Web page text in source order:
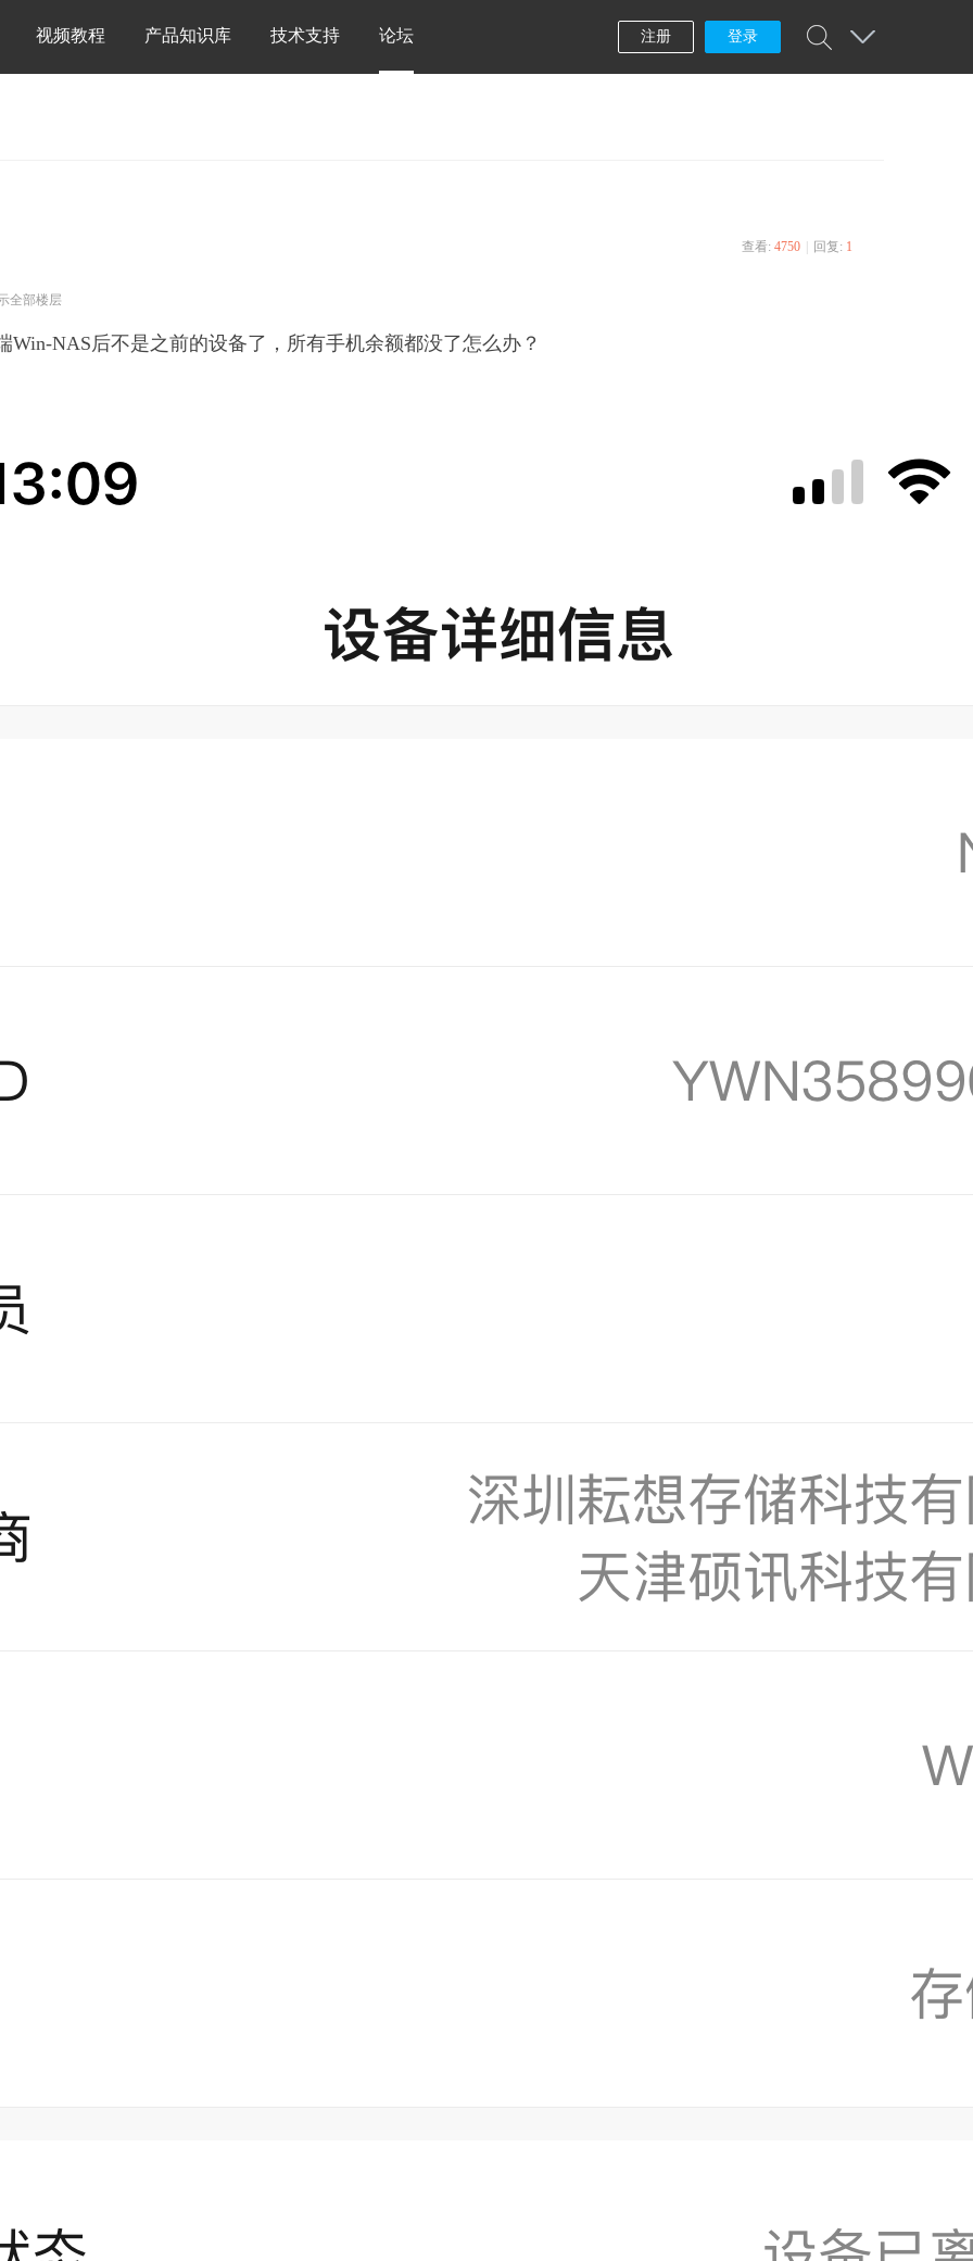
视频教程 产品知识库 技术支持 论坛 注册 登录
查看: 4750 回复: 1
全部楼层
Win-NAS后不是之前的设备了，所有手机余额都没了怎么办？